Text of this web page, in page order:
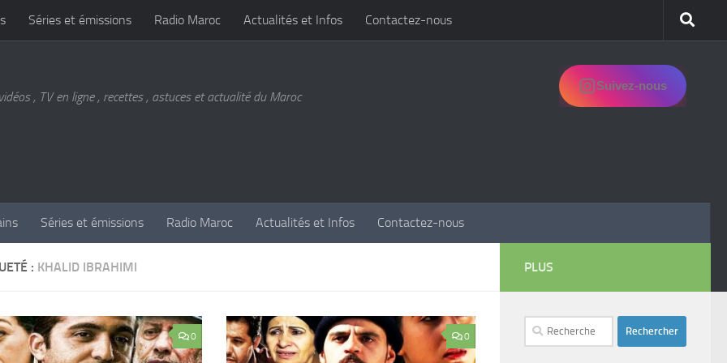
Séries et émissions Radio Maroc Actualités et Infos Contactez-nous
, TV en ligne , recettes , astuces et actualité du Maroc
Suivez-nous
Séries et émissions Radio Maroc Actualités et Infos Contactez-nous
: KHALID IBRAHIMI
0 0
PLUS
Rechercher :